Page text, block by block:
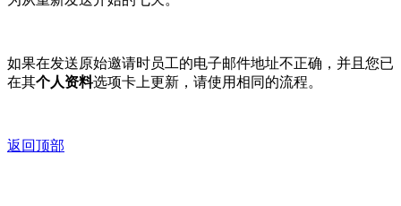
如果在发送原始邀请时员工的电子邮件地址不正确，并且您已
在其个人资料选项卡上更新，请使用相同的流程。
返回顶部